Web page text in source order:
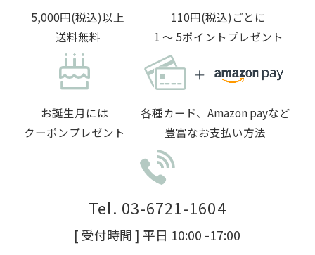
5,000円(税込)以上
送料無料
110円(税込)ごとに
1 〜 5ポイントプレゼント
お誕生月には
クーポンプレゼント
各種カード、Amazon payなど
豊富なお支払い方法
Tel. 03-6721-1604
[ 受付時間 ] 平日 10:00 -17:00